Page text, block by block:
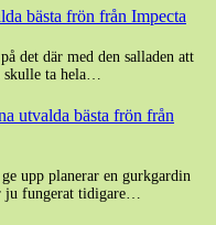
bästa frön från Impecta
det där med den salladen att
skulle ta hela…
utvalda bästa frön från
upp planerar en gurkgardin
fungerat tidigare…